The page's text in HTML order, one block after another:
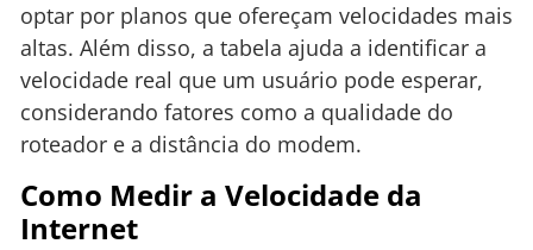
optar por planos que ofereçam velocidades mais
altas. Além disso, a tabela ajuda a identificar a
velocidade real que um usuário pode esperar,
considerando fatores como a qualidade do
roteador e a distância do modem.
Como Medir a Velocidade da
Internet